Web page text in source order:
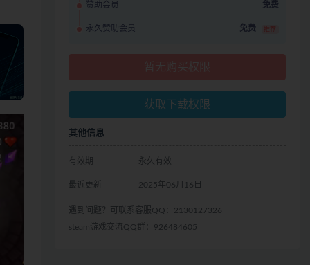
赞助会员 免费
永久赞助会员 免费 推荐
获取下载权限
其他信息
有效期 永久有效
最近更新 2025年06月16日
遇到问题？可联系客服QQ：2130127326
steam游戏交流QQ群：926484605